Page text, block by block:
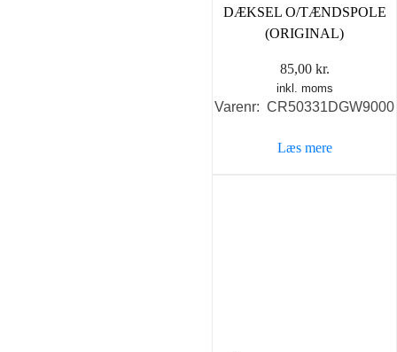
DÆKSEL O/TÆNDSPOLE
(ORIGINAL)
85,00 kr.
inkl. moms
Varenr: CR50331DGW9000
Læs mere